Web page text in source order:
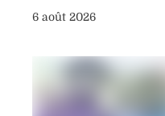
6 août 2026